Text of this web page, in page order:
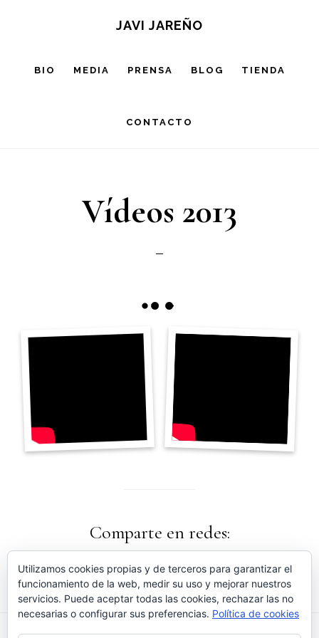
contenido
JAVI JAREÑO
BIO MEDIA PRENSA BLOG TIENDA
CONTACTO
Vídeos 2013
Comparte en redes:
Utilizamos cookies propias y de terceros para garantizar el
funcionamiento de la web, medir su uso y mejorar nuestros
servicios. Puede aceptar todas las cookies, rechazar las no
necesarias o configurar sus preferencias. Política de cookies